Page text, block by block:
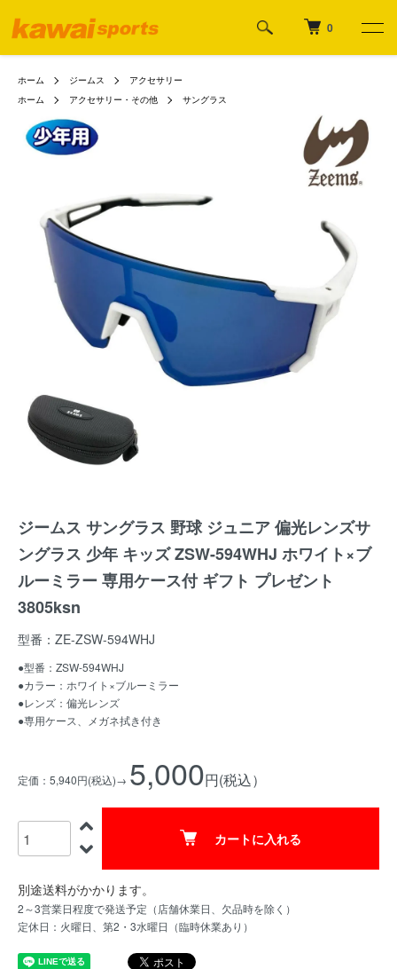
0
ホーム ジームス
アクセサリー
ホーム
アクセサリー・その他 サングラス
ジームス サングラス 野球 ジュニア 偏光レンズサ
ングラス 少年 キッズ ZSW-594WHJ ホワイト×ブ
ルーミラー 専用ケース付 ギフト プレゼント
3805ksn
型番：ZE-ZSW-594WHJ
●型番：ZSW-594WHJ
●カラー：ホワイト×ブルーミラー
●レンズ：偏光レンズ
●専用ケース、メガネ拭き付き
定価：5,940円(税込)→ 5,000円(税込）
カートに入れる
別途送料がかかります。
2～3営業日程度で発送予定（店舗休業日、欠品時を除く）
定休日：火曜日、第2・3水曜日（臨時休業あり）